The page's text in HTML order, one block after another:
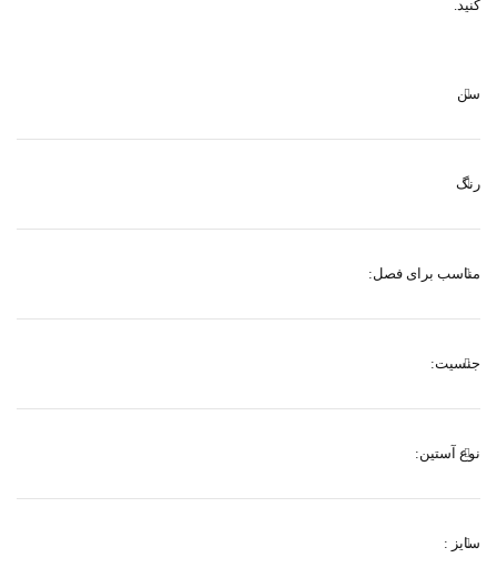
سن
رنگ
مناسب برای فصل:
جنسیت:
نوع آستین:
سایز :
کنید.